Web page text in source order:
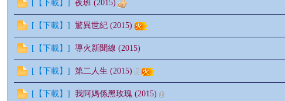
[ 【下載】] 夜班 (2015)
[ 【下載】] 驚異世紀 (2015)
[ 【下載】] 導火新聞線 (2015)
[ 【下載】] 第二人生 (2015)
[ 【下載】] 我阿媽係黑玫瑰 (2015)